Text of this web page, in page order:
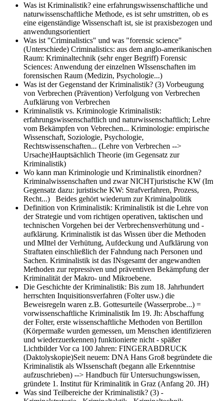
Was ist Kriminalistik? eine erfahrungswissenschaftliche und
naturwissenschaftliche Methode, es ist sehr umstritten, ob es
eine eigenständige Wissenschaft ist, sie ist praxisbezogen und
anwendungsorientiert
Was ist "Criminalistics" und was "forensic science"
(Unterschiede) Criminalistics: aus dem anglo-amerikanischen
Raum: Kriminaltechnik (sehr enger Begriff) Forensic
Sciences: Anwendung der einzelnen WIssenschaften im
forensischen Raum (Medizin, Psychologie...)
Was ist der Gegenstand der Kriminalistik? (3) Vorbeugung
von Verbrechen (Prävention) Verfolgung von Verbrechen
Aufklärung von Verbrechen
Kriminalistik vs. Kriminologie Kriminalistik:
erfahrungswissenschaftlich und naturwissenschaftlich; Lehre
vom Bekämpfen von Vebrechen... Kriminologie: empirische
Wissenschaft, Soziologie, Psychologie,
Rechtswissenschaften... (Lehre von Verbrechen -->
Ursache)Hauptsächlich Theorie (im Gegensatz zur
Kriminalistik)
Wo kann man Kriminologie und Kriminalistik einordnen?
Kriminalwissenschaften und zwar NICHTjuristische KW (Im
Gegensatz dazu: juristische KW: Strafverfahren, Prozess,
Recht...) Beides gehört wiederum zur Kriminalpolitik
Definition von Kriminalistik: Kriminalistik ist die Lehre von
der Strategie und vom richtigen operativen, taktischen und
technischen Vorgehen bei der Verbrechensverhütung und -
aufklärung. Kriminalistik ist das Wissen über die Methoden
und MIttel der Verhütung, Aufdeckung und Aufklärung von
Straftaten einschließlich der Fahndung nach Personen und
Sachen. Kriminalistik ist das INsgesamt der angewandten
Methoden zur repressiven und präventiven Bekämpfung der
Kriminalität der Makro- und Mikroebene.
Die Geschichte der Kriminalistik: Bis zum 18. Jahrhundert
herrschten Inquisitionsverfahren (Folter usw.) die
Beweisregeln waren z.B. Gottesurteile (Wasserprobe...) =
vorwissenschaftliche Kriminalistik Im 19. Jh: Abschaffung
der Folter, erste wissenschaftliche Methoden von Bertillon
(Körpermaße wurden gemessen, um Menschen identifizieren
und wiederzuerkennen) funktionierte nicht - späßer
Lichtbilder Vor ca 100 Jahren: FINGERABDRUCK
(Daktolyskopie)Seit neuem: DNA Hans Groß begründete die
Kriminalistik als WIssenschaft (begann alle Erkenntnise
aufzuschrieben) --> Handbuch für Untersuchungswissen,
gründete 1. Institut für Kriminalitik in Graz (Anfang 20. JH)
Was sind Teilbereiche der Kriminalistik? (3) -